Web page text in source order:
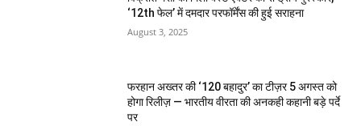
‘12th फेल’ में दमदार परफॉर्मेंस की हुई सराहना
August 3, 2025
फरहान अख्तर की ‘120 बहादुर’ का टीज़र 5 अगस्त को
होगा रिलीज़ — भारतीय वीरता की अनकही कहानी बड़े पर्दे
पर